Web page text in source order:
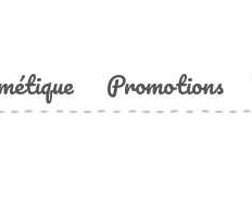
Promotions